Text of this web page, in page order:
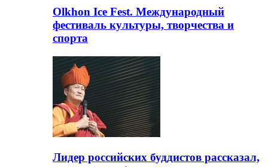
Olkhon Ice Fest. Международный
фестиваль культуры, творчества и
спорта
Лидер российских буддистов рассказал,